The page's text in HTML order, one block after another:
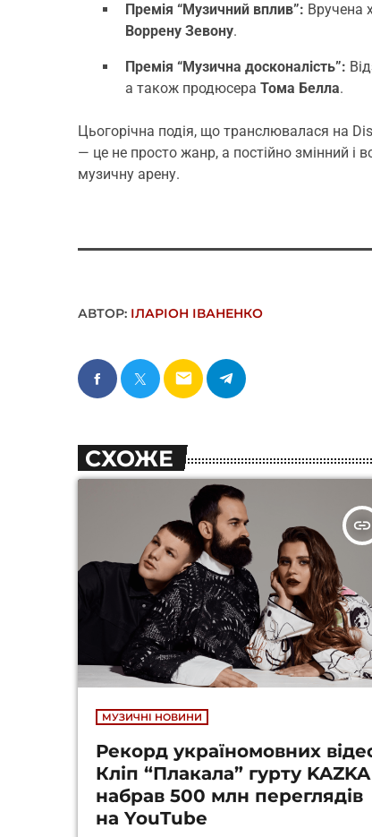
Премія “Музичний вплив”: Вручена
Воррену Зевону.
Премія “Музична досконалість”:
а також продюсера Тома Белла.
Цьогорічна подія, що транслювалася на
— це не просто жанр, а постійно змінний
музичну арену.
АВТОР: ІЛАРІОН ІВАНЕНКО
email
СХОЖЕ
insert_link
МУЗИЧНІ НОВИНИ
Рекорд україномовних
Кліп “Плакала” гурту KAZKA
набрав 500 млн переглядів
на YouTube